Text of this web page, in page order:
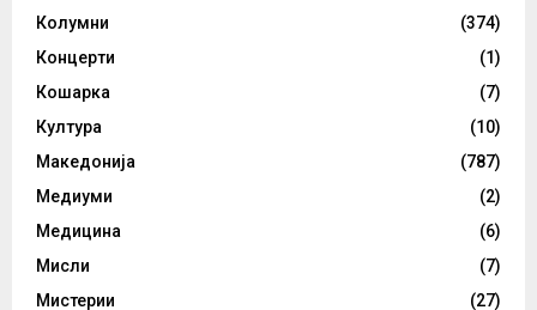
Колумни
(374)
Концерти
(1)
Кошарка
(7)
Култура
(10)
Македонија
(787)
Медиуми
(2)
Медицина
(6)
Мисли
(7)
Мистерии
(27)